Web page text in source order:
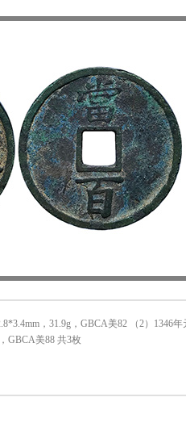
，31.9g，GBCA美82 （2）1346
GBCA美88 共3枚